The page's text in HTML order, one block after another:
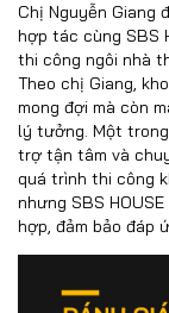
Chị Nguyễn Giang
hợp tác cùng SBS
thi công ngôi nhà
Theo chị Giang,
mong đợi mà còn
lý tưởng. Một
trợ tận tâm và
quá trình thi công
nhưng SBS
hợp, đảm bảo đáp